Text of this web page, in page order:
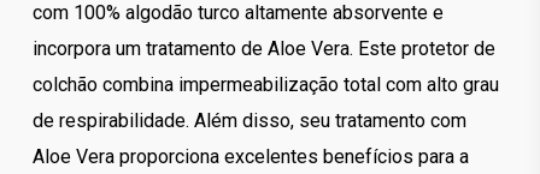
com 100% algodão turco altamente absorvente e
incorpora um tratamento de Aloe Vera. Este protetor de
colchão combina impermeabilização total com alto grau
de respirabilidade. Além disso, seu tratamento com
Aloe Vera proporciona excelentes benefícios para a